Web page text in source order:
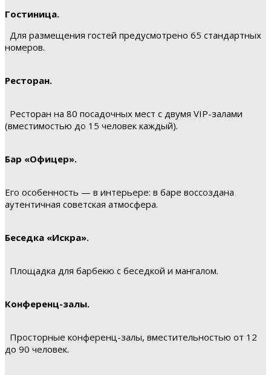
Гостиница.
Для размещения гостей предусмотрено 65 стандартных
номеров.
Ресторан.
Ресторан на 80 посадочных мест с двумя VIP-залами
(вместимостью до 15 человек каждый).
Бар «Офицер».
Его особенность — в интерьере: в баре воссоздана
аутентичная советская атмосфера.
Беседка «Искра».
Площадка для барбекю с беседкой и мангалом.
Конференц-залы.
Просторные конференц-залы, вместительностью от 12
до 90 человек.